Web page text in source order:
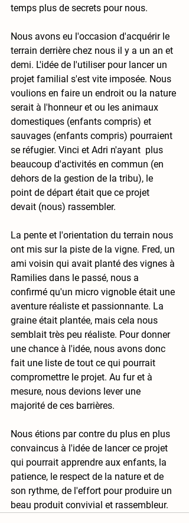
temps plus de secrets pour nous.
Nous avons eu l'occasion d'acquérir le
terrain derrière chez nous il y a un an et
demi. L'idée de l'utiliser pour lancer un
projet familial s'est vite imposée. Nous
voulions en faire un endroit ou la nature
serait à l'honneur et ou les animaux
domestiques (enfants compris) et
sauvages (enfants compris) pourraient
se réfugier. Vinci et Adri n'ayant  plus
beaucoup d'activités en commun (en
dehors de la gestion de la tribu), le
point de départ était que ce projet
devait (nous) rassembler.
La pente et l'orientation du terrain nous
ont mis sur la piste de la vigne. Fred, un
ami voisin qui avait planté des vignes à
Ramilies dans le passé, nous a
confirmé qu'un micro vignoble était une
aventure réaliste et passionnante. La
graine était plantée, mais cela nous
semblait très peu réaliste. Pour donner
une chance à l'idée, nous avons donc
fait une liste de tout ce qui pourrait
compromettre le projet. Au fur et à
mesure, nous devions lever une
majorité de ces barrières.
Nous étions par contre du plus en plus
convaincus à l'idée de lancer ce projet
qui pourrait apprendre aux enfants, la
patience, le respect de la nature et de
son rythme, de l'effort pour produire un
beau produit convivial et rassembleur.